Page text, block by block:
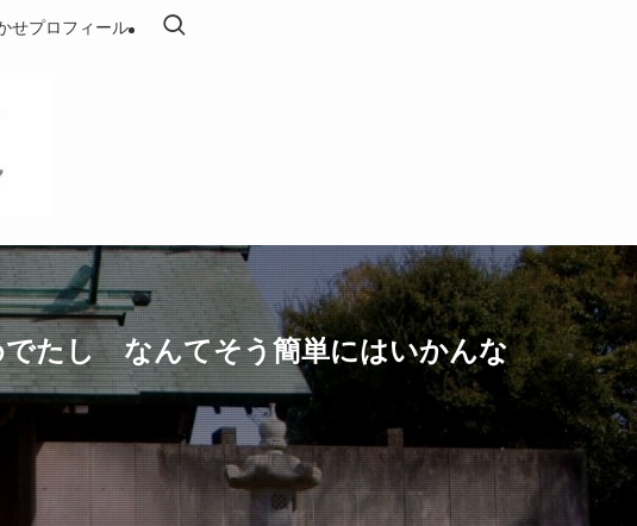
せプロフィール
たし なんてそう簡単にはいかんな